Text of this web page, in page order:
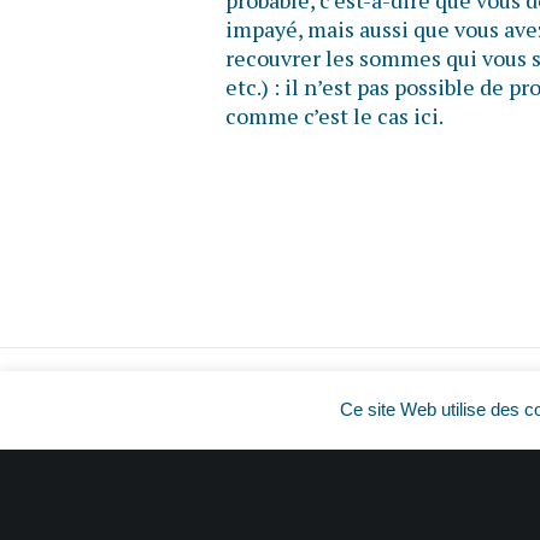
impayé, mais aussi que vous
recouvrer les sommes qui
etc.) : il n’est pas possible de
comme c’est le cas ici.
Ce site Web utilise des